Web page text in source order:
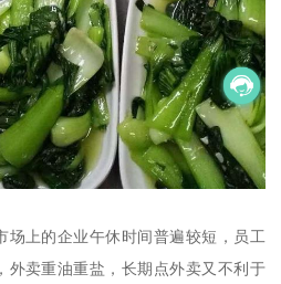
场上的企业午休时间普遍较短，员工
外卖重油重盐，长期点外卖又不利于